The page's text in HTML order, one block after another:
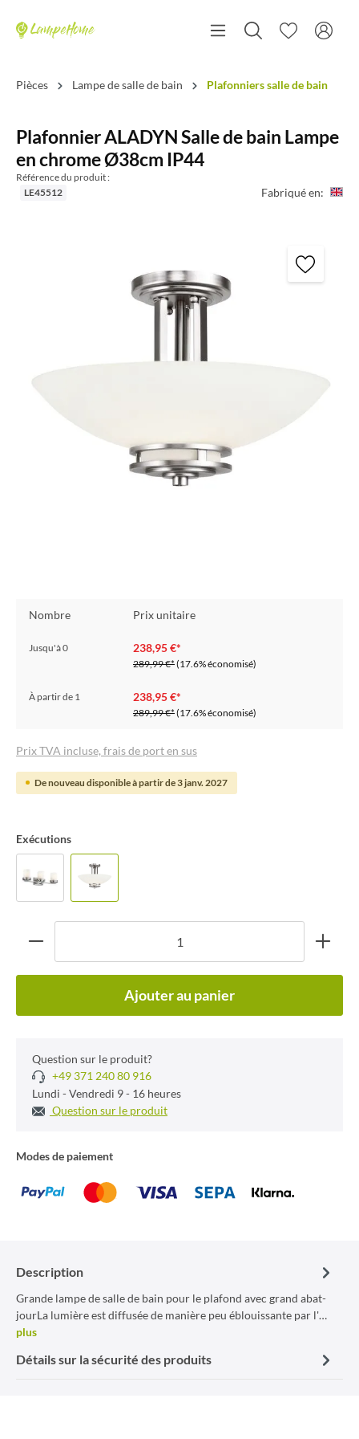
Pièces Lampe de salle de bain Plafonniers salle de bain
Plafonnier ALADYN Salle de bain Lampe
en chrome Ø38cm IP44
Référence du produit :
LE45512
Fabriqué en:
Nombre Prix unitaire
Jusqu'à0 238,95 €*
289,99 €*(17.6% économisé)
À partir de 1 238,95 €*
289,99 €*(17.6% économisé)
Prix TVA incluse, frais de port en sus
De nouveau disponible à partir de 3 janv. 2027
Exécutions
Ajouter au panier
Question sur le produit?
+49 371 240 80 916
Lundi - Vendredi 9 - 16 heures
Question sur le produit
Modes de paiement
Description
Grande lampe de salle de bain pour le plafond avec grand abat-
jourLa lumière est diffusée de manière peu éblouissante par l'…
plus
Détails sur la sécurité des produits